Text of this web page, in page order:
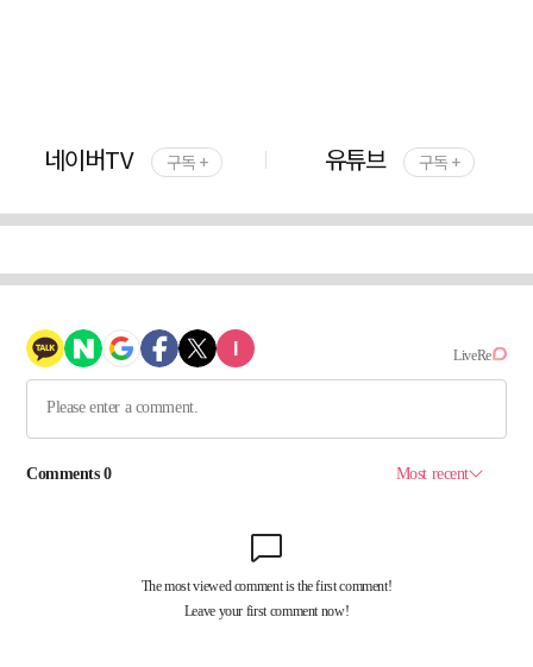
네이버TV 구독 + 유튜브 구독 +